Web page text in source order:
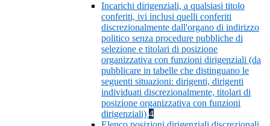
Incarichi dirigenziali, a qualsiasi titolo
conferiti, ivi inclusi quelli conferiti
discrezionalmente dall'organo di indirizzo
politico senza procedure pubbliche di
selezione e titolari di posizione
organizzativa con funzioni dirigenziali (da
pubblicare in tabelle che distinguano le
seguenti situazioni: dirigenti, dirigenti
individuati discrezionalmente, titolari di
posizione organizzativa con funzioni
dirigenziali) 4